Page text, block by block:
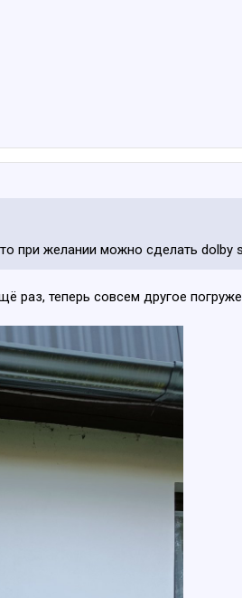
при желании можно сделать dolby
раз, теперь совсем другое